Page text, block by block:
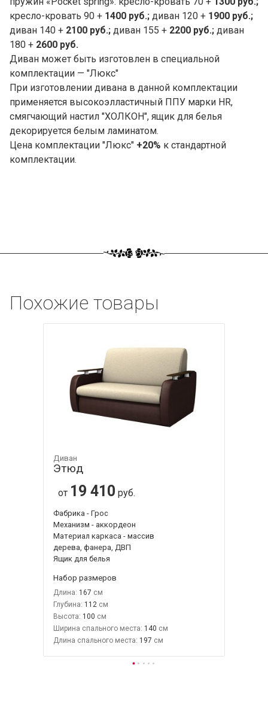
кресло-кровать 90 + 1400 руб.; диван 120 + 1900 руб.;
диван 140 + 2100 руб.; диван 155 + 2200 руб.; диван
180 + 2600 руб.
Диван может быть изготовлен в специальной
комплектации — "Люкс"
При изготовлении дивана в данной комплектации
применяется высокоэлластичный ППУ марки HR,
смягчающий настил "ХОЛКОН", ящик для белья
декорируется белым ламинатом.
Цена комплектации "Люкс" +20% к стандартной
комплектации.
Похожие товары
Диван
Этюд
от 19 410 руб.
Фабрика - Грос
Механизм - аккордеон
Материал каркаса - массив
дерева, фанера, ДВП
Ящик для белья
Набор размеров
Длина: 167
Глубина: 112
Высота: 100
Ширина спального места: 140
Длина спального места: 197